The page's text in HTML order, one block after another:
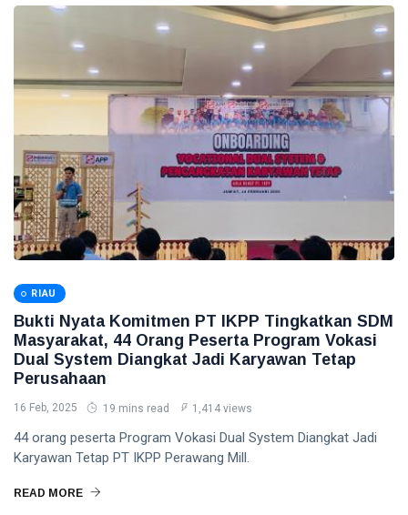
RIAU
Bukti Nyata Komitmen PT IKPP Tingkatkan SDM
Masyarakat, 44 Orang Peserta Program Vokasi
Dual System Diangkat Jadi Karyawan Tetap
Perusahaan
16 Feb, 2025 19 mins read 1,414 views
44 orang peserta Program Vokasi Dual System Diangkat Jadi
Karyawan Tetap PT IKPP Perawang Mill.
READ MORE